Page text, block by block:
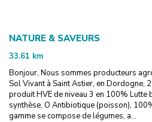
NATURE & SAVEURS
33.61 km
Bonjour, Nous sommes producteurs
Sol Vivant à Saint Astier, en Dordogne,
produit HVE de niveau 3 en 100%
synthèse, O Antibiotique (poisson),
gamme se compose de légumes, a...